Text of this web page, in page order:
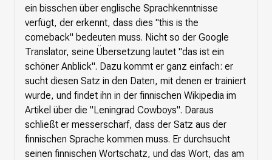
ein bisschen über englische Sprachkenntnisse
verfügt, der erkennt, dass dies "this is the
comeback" bedeuten muss. Nicht so der Google
Translator, seine Übersetzung lautet "das ist ein
schöner Anblick". Dazu kommt er ganz einfach: er
sucht diesen Satz in den Daten, mit denen er trainiert
wurde, und findet ihn in der finnischen Wikipedia im
Artikel über die "Leningrad Cowboys". Daraus
schließt er messerscharf, dass der Satz aus der
finnischen Sprache kommen muss. Er durchsucht
seinen finnischen Wortschatz, und das Wort, das am